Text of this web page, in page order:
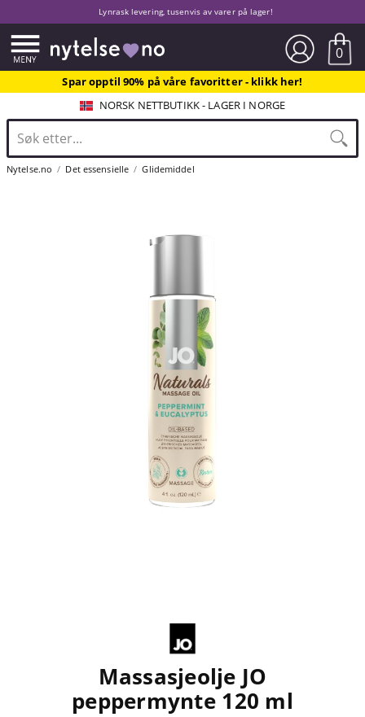
Lynrask levering, tusenvis av varer på lager!
0
Spar opptil 90% på våre favoritter - klikk her!
NORSK NETTBUTIKK - LAGER I NORGE
Nytelse.no Det essensielle Glidemiddel
Massasjeolje JO
peppermynte 120 ml